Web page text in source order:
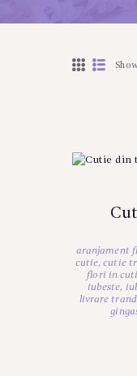
aranjament
cutie,cutie
flori in
iubeste,
livrare